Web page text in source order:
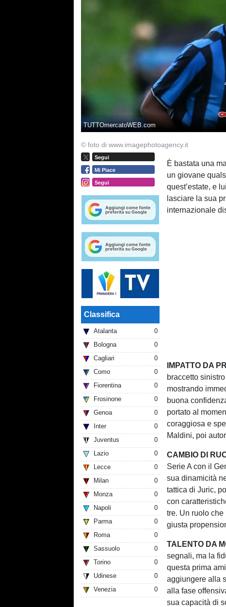
TUTTOmercatoWEB.com
© foto di www.imagephotoagency.it
Segui
Mi Piace
Segui
Classifica
Atalanta
0
Bologna
0
Cagliari
0
Como
0
Fiorentina
0
Frosinone
0
Genoa
0
Inter
0
Juventus
0
Lazio
0
Lecce
0
Milan
0
Monza
0
Napoli
0
Parma
0
Roma
0
Sassuolo
0
Torino
0
Udinese
0
Venezia
0
È bastata una
un giovane
quest’estate, e
lasciare la sua
internazionale
IMPATTO DA
braccetto
mostrando
buona
portato al
coraggiosa e
Maldini, poi
CAMBIO DI
Serie A con il
sua dinamicità
tattica di Juric,
con
tre. Un ruolo
giusta
TALENTO DA
segnali, ma la
questa prima
aggiungere alla
alla fase
sua capacità di